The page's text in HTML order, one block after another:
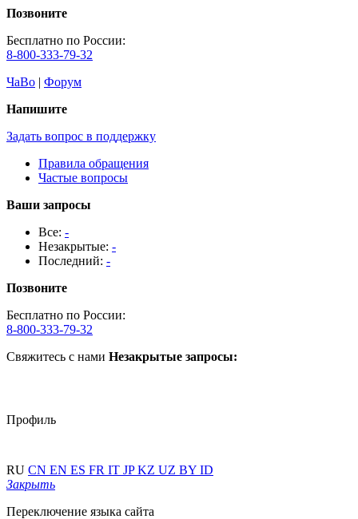
Позвоните
Бесплатно по России:
8-800-333-79-32
ЧаВо | Форум
Напишите
Задать вопрос в поддержку
Правила обращения
Частые вопросы
Ваши запросы
Все: -
Незакрытые: -
Последний: -
Позвоните
Бесплатно по России:
8-800-333-79-32
Свяжитесь с нами Незакрытые запросы:
Профиль
RU CN EN ES FR IT JPKZ UZ BY ID
Закрыть
Переключение языка сайта